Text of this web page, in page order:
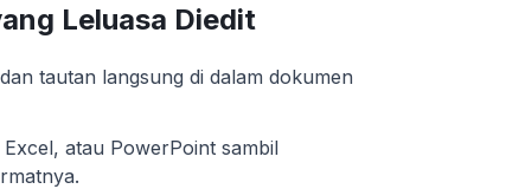
Leluasa Diedit
tautan langsung di dalam dokumen
atau PowerPoint sambil